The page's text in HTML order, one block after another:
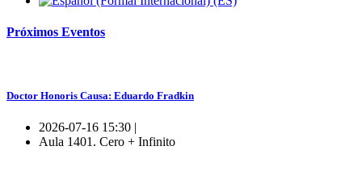
Próximos Eventos
Doctor Honoris Causa: Eduardo Fradkin
2026-07-16 15:30 |
Aula 1401. Cero + Infinito